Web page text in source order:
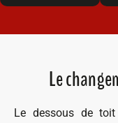
Le
Le dessous de